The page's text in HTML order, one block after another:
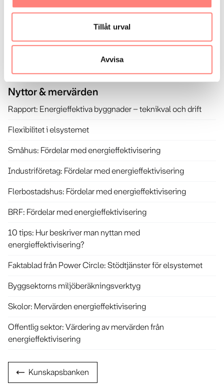
Tillåt urval
Avvisa
Alla har lika stort skäl att effektivisera sin energianvändning,
även de som köper miljömiljömärkt, eller motsvarade,
energi. Eleffektivisering ger störst klimatreduktion.
Energieffektivisering först, sedan även bra energitillförsel!
Den sparade kilowattimman är alltid miljövänligast.
Mer i
Nyttor & mervärden
Rapport: Energieffektiva byggnader – teknikval och drift
Flexibilitet i elsystemet
Småhus: Fördelar med energieffektivisering
Industriföretag: Fördelar med energieffektivisering
Flerbostadshus: Fördelar med energieffektivisering
BRF: Fördelar med energieffektivisering
10 tips: Hur beskriver man nyttan med
energieffektivisering?
Faktablad från Power Circle: Stödtjänster för elsystemet
Byggsektorns miljöberäkningsverktyg
Skolor: Mervärden energieffektivisering
Offentlig sektor: Värdering av mervärden från
energieffektivisering
Kunskapsbanken